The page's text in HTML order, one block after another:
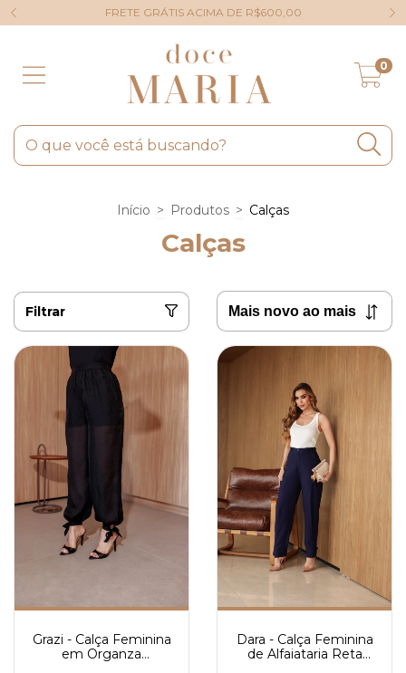
FRETE GRÁTIS ACIMA DE R$600,00
0
Início > Produtos > Calças
Calças
Filtrar
Grazi - Calça Feminina
em Organza
Dara - Calça Feminina
de Alfaiataria Reta